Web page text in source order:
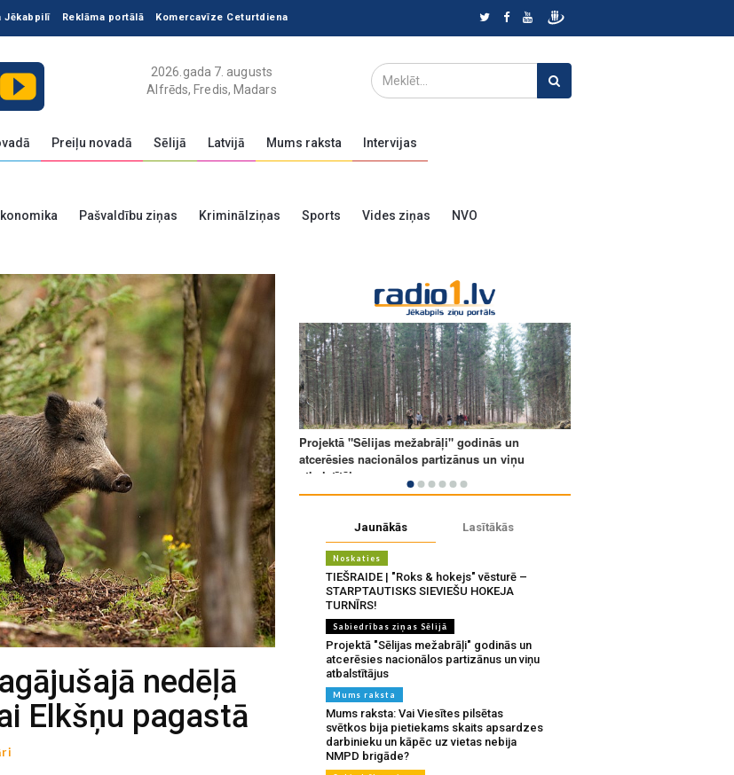
Jēkabpilī Reklāma portālā Komercavīze Ceturtdiena
2026.gada 7. augusts
Alfrēds, Fredis, Madars
Preiļu novadā Sēlijā Latvijā Mums raksta Intervijas
Pašvaldību ziņas Kriminālziņas Sports Vides ziņas NVO
nedēļā
Elkšņu pagastā
Jaunākās Lasītākās
Noskaties
TIEŠRAIDE | "Roks & hokejs" vēsturē –
STARPTAUTISKS SIEVIEŠU HOKEJA
TURNĪRS!
Sabiedrības ziņas Sēlijā
Projektā "Sēlijas mežabrāļi" godinās un
atcerēsies nacionālos partizānus un viņu
atbalstītājus
Mums raksta
Mums raksta: Vai Viesītes pilsētas
svētkos bija pietiekams skaits apsardzes
darbinieku un kāpēc uz vietas nebija
NMPD brigāde?